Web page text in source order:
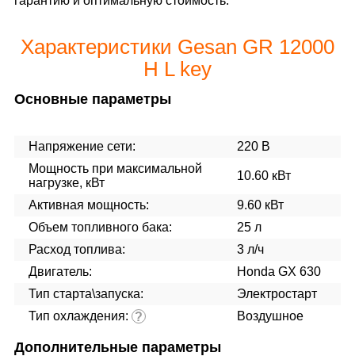
Характеристики Gesan GR 12000
H L key
Основные параметры
Напряжение сети:
220 В
Мощность при максимальной
нагрузке, кВт
10.60 кВт
Активная мощность:
9.60 кВт
Объем топливного бака:
25 л
Расход топлива:
3 л/ч
Двигатель:
Honda GX 630
Тип старта\запуска:
Электростарт
Тип охлаждения: ? Воздушное
Дополнительные параметры